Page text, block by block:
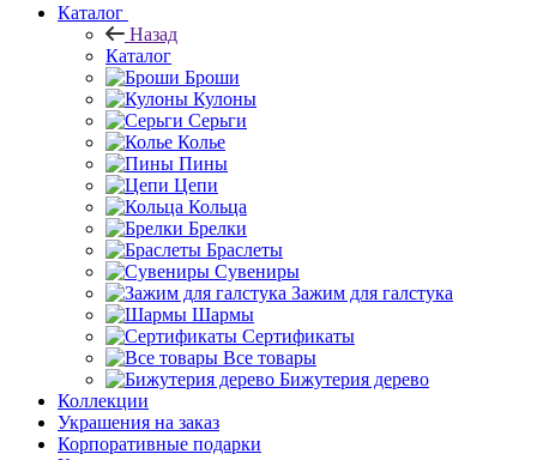
Каталог
Назад
Каталог
Броши
Кулоны
Серьги
Колье
Пины
Цепи
Кольца
Брелки
Браслеты
Сувениры
Зажим для галстука
Шармы
Сертификаты
Все товары
Бижутерия дерево
Коллекции
Украшения на заказ
Корпоративные подарки